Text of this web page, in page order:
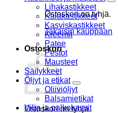
Ostoskori on tyhjä.
Takaisin kauppaan
Ostoskori
Ostoskori on tyhjä.
Lihakastikkeet
Kalakastikkeet
Kasviskastikkeet
Kreemit
Patee
Pestot
Mausteet
Säilykkeet
Öljyt ja etikat
Oliiviöljyt
Balsamietikat
Vilja ja palkokasvit